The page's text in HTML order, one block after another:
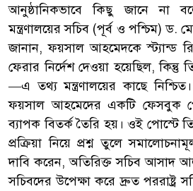
আনুষ্ঠানিকভাবে কিছু জানে না
মন্ত্রণালয়ের সচিব (পূর্ব ও পশ্চিম)
জানান, ফয়সাল আহমেদকে স্ট্যান্ড
ফেরার নির্দেশ দেওয়া হয়েছিল,
—এ তথ্য মন্ত্রণালয়ের কাছে
ফয়সাল আহমেদের একটি ফেসবুক
ব্যাপক বিতর্ক তৈরি হয়। ওই পোস্টে
প্রক্রিয়া নিয়ে প্রশ্ন তুলে
দাবি করেন, অতিরিক্ত সচিব আসাদ
সচিবদের উপেক্ষা করে দ্রুত পররাষ্ট্র